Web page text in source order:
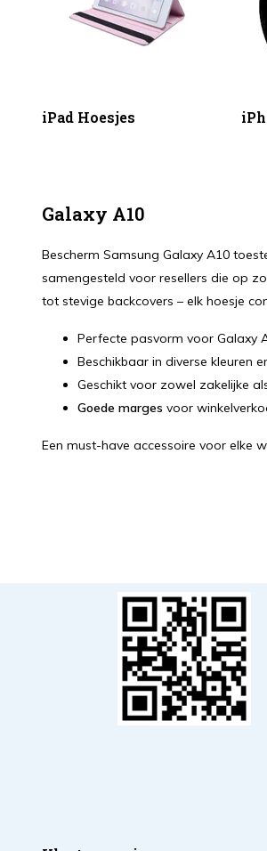
iPad Hoesjes
Galaxy A10
Bescherm Samsung Galaxy A10
samengesteld voor resellers die op
tot stevige backcovers – elk hoesje
Perfecte pasvorm voor Galaxy
Beschikbaar in diverse kleuren
Geschikt voor zowel zakelijke
Goede marges voor
Een must-have accessoire voor elke